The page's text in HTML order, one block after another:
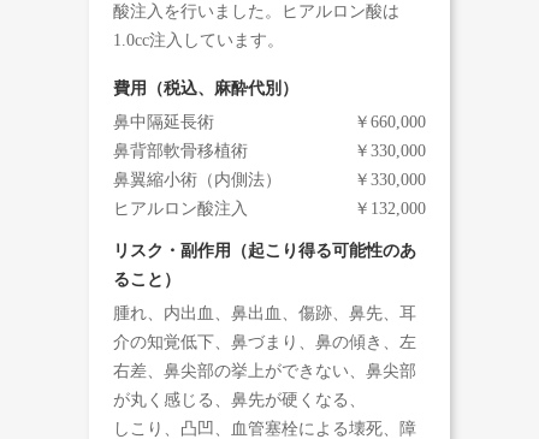
酸注入を行いました。ヒアルロン酸は
1.0cc注入しています。
費用（税込、麻酔代別）
鼻中隔延長術
￥660,000
鼻背部軟骨移植術
￥330,000
鼻翼縮小術（内側法）
￥330,000
ヒアルロン酸注入
￥132,000
リスク・副作用（起こり得る可能性のあ
ること）
腫れ、内出血、鼻出血、傷跡、鼻先、耳
介の知覚低下、鼻づまり、鼻の傾き、左
右差、鼻尖部の挙上ができない、鼻尖部
が丸く感じる、鼻先が硬くなる、
しこり、凸凹、血管塞栓による壊死、障